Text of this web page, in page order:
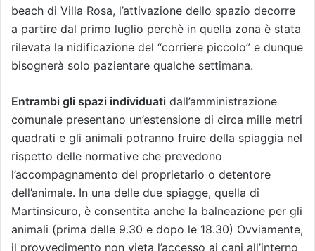
beach di Villa Rosa, l’attivazione dello spazio decorre
a partire dal primo luglio perchè in quella zona è stata
rilevata la nidificazione del “corriere piccolo” e dunque
bisognerà solo pazientare qualche settimana.
Entrambi gli spazi individuati dall’amministrazione
comunale presentano un’estensione di circa mille metri
quadrati e gli animali potranno fruire della spiaggia nel
rispetto delle normative che prevedono
l’accompagnamento del proprietario o detentore
dell’animale. In una delle due spiagge, quella di
Martinsicuro, è consentita anche la balneazione per gli
animali (prima delle 9.30 e dopo le 18.30) Ovviamente,
il provvedimento non vieta l’accesso ai cani all’interno